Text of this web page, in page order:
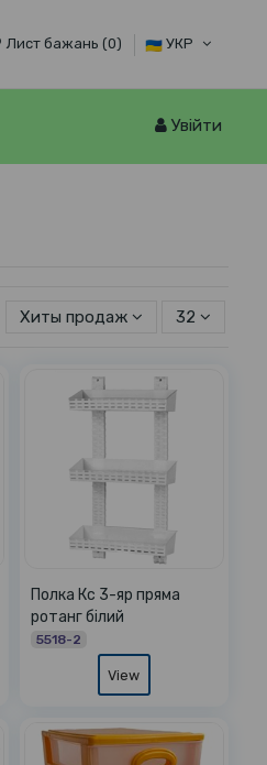
Лист бажань (0) УКР
Увійти
Хиты продаж 32
Полка Кс 3-яр пряма
ротанг білий
5518-2
View